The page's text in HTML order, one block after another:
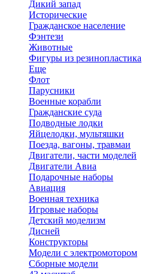
Дикий запад
Исторические
Гражданское население
Фэнтези
Животные
Фигуры из резинопластика
Еще
Флот
Парусники
Военные корабли
Гражданские суда
Подводные лодки
Яйцелодки, мультяшки
Поезда, вагоны, травмаи
Двигатели, части моделей
Двигатели Авиа
Подарочные наборы
Авиация
Военная техника
Игровые наборы
Детский моделизм
Дисней
Конструкторы
Модели с электромотором
Сборные модели